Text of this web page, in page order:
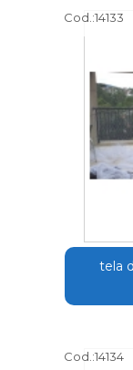
Cod.:14133
tela
Cod.:14134